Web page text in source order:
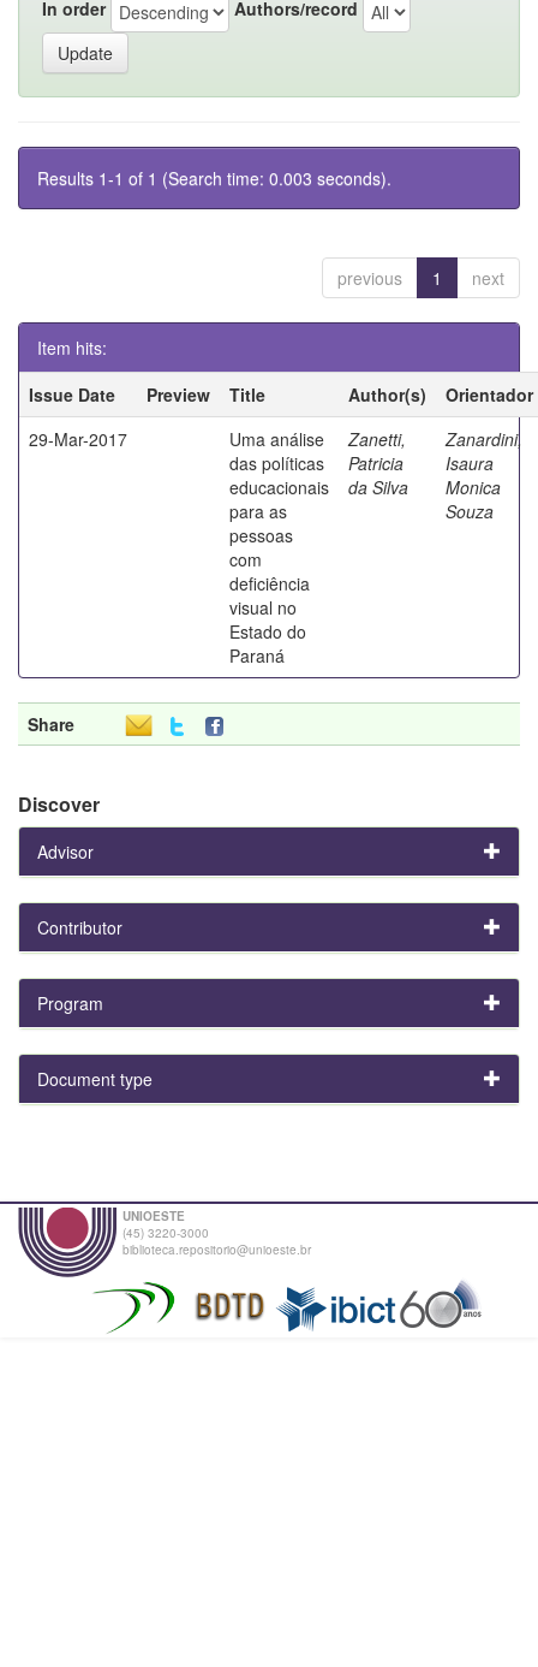
In order Authors/record
Results 1-1 of 1 (Search time: 0.003 seconds).
previous 1 next
Item hits:
Issue Date
Preview Title Author(s)
Orientador
29-Mar-2017
Uma análise
das políticas
educacionais
para as
pessoas
com
deficiência
visual no
Estado do
Paraná
Zanetti,
Patricia
da Silva
Zanardini,
Isaura
Monica
Souza
Share
Discover
Advisor
Contributor
Program
Document type
UNIOESTE
(45) 3220-3000
biblioteca.repositorio@unioeste.br